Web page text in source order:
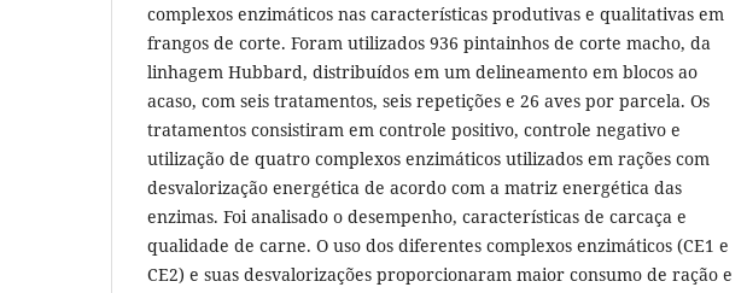
complexos enzimáticos nas características produtivas e qualitativas em
frangos de corte. Foram utilizados 936 pintainhos de corte macho, da
linhagem Hubbard, distribuídos em um delineamento em blocos ao
acaso, com seis tratamentos, seis repetições e 26 aves por parcela. Os
tratamentos consistiram em controle positivo, controle negativo e
utilização de quatro complexos enzimáticos utilizados em rações com
desvalorização energética de acordo com a matriz energética das
enzimas. Foi analisado o desempenho, características de carcaça e
qualidade de carne. O uso dos diferentes complexos enzimáticos (CE1 e
CE2) e suas desvalorizações proporcionaram maior consumo de ração e